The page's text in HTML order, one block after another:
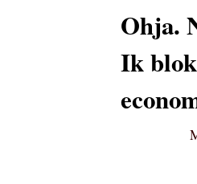
Ohja.
Ik